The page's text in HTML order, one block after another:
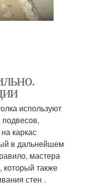
используют
каркас
в дальнейшем
мастера
который также
стен .